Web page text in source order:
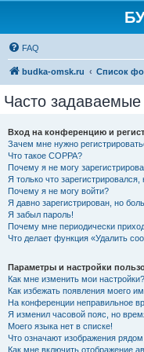
FAQ
budka-omsk.ru Список
Часто
Вход на конференцию и
Зачем мне нужно
Что такое COPPA?
Почему я не могу
Я только что зарегистрировался,
Почему я не могу войти?
Я давно зарегистрирован, но
Я забыл пароль!
Почему мне периодически
Что делает функция «Удалить
Параметры и настройки
Как мне изменить мои настройки?
Как избежать появления моего
На конференции неправильное
Я изменил часовой пояс, но
Моего языка нет в списке!
Что означают изображения
Как мне включить отображение